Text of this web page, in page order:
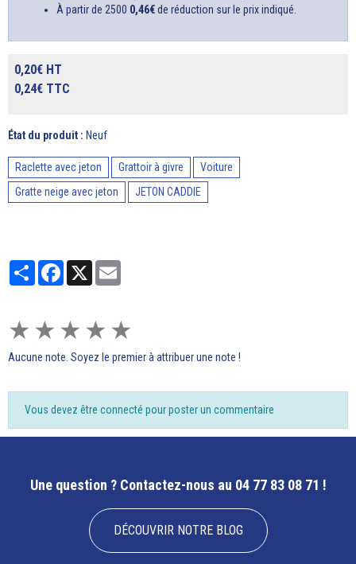
À partir de 2500 0,46€de réduction sur le prix indiqué.
0,20€ HT
0,24€ TTC
État du produit : Neuf
Raclette avec jeton Grattoir à givre
Voiture
Gratte neige avec jeton
JETON CADDIE
PartagerFacebook
X
★ ★ ★ ★ ★
Aucune note. Soyez le premier à attribuer une note !
Vous devez être connecté pour poster un commentaire
Une question ? Contactez-nous au 04 77 83 08 71 !
DÉCOUVRIR NOTRE BLOG